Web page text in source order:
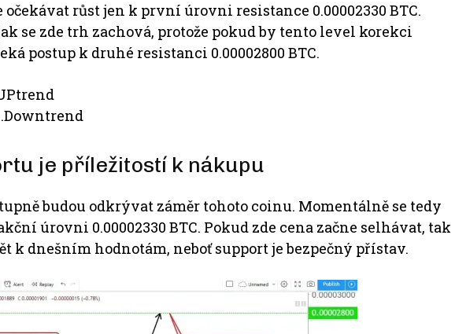
růst jen k první úrovni resistance 0.00002330 BTC.
se zde trh zachová, protože pokud by tento level korekci
postup k druhé resistanci 0.00002800 BTC.
je příležitostí k nákupu
budou odkrývat záměr tohoto coinu. Momentálně se tedy
úrovni 0.00002330 BTC. Pokud zde cena začne selhávat, tak
k dnešním hodnotám, neboť support je bezpečný přístav.